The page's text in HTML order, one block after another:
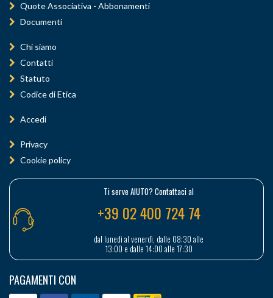
Quote Associativa - Abbonamenti
Documenti
Chi siamo
Contatti
Statuto
Codice di Etica
Accedi
Privacy
Cookie policy
Ti serve AIUTO? Contattaci al
+39 02 400 724 74
dal lunedì al venerdì, dalle 08:30 alle
13:00 e dalle 14:00 alle 17:30
PAGAMENTI CON